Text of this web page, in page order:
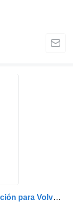
Coloană de Direcție columna de dirección para Volvo cu Pedală – Coduri: 3980337, 1063138, 20360928, 9957024, 20516499 camión